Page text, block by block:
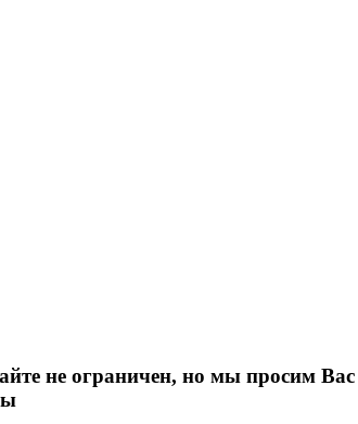
не ограничен, но мы просим